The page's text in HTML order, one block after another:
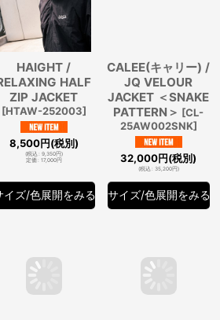
HAIGHT /
HALF
ZIP JACKET
[HTAW-252003]
8,500円(税別)
(税込: 9,350円)
定価 : 17,000円
イズ/色展開をみる
CALEE(キャリー) /
JQ VELOUR
JACKET ＜SNAKE
PATTERN＞ [CL-
25AW002SNK]
32,000円(税別)
(税込: 35,200円)
サイズ/色展開をみる